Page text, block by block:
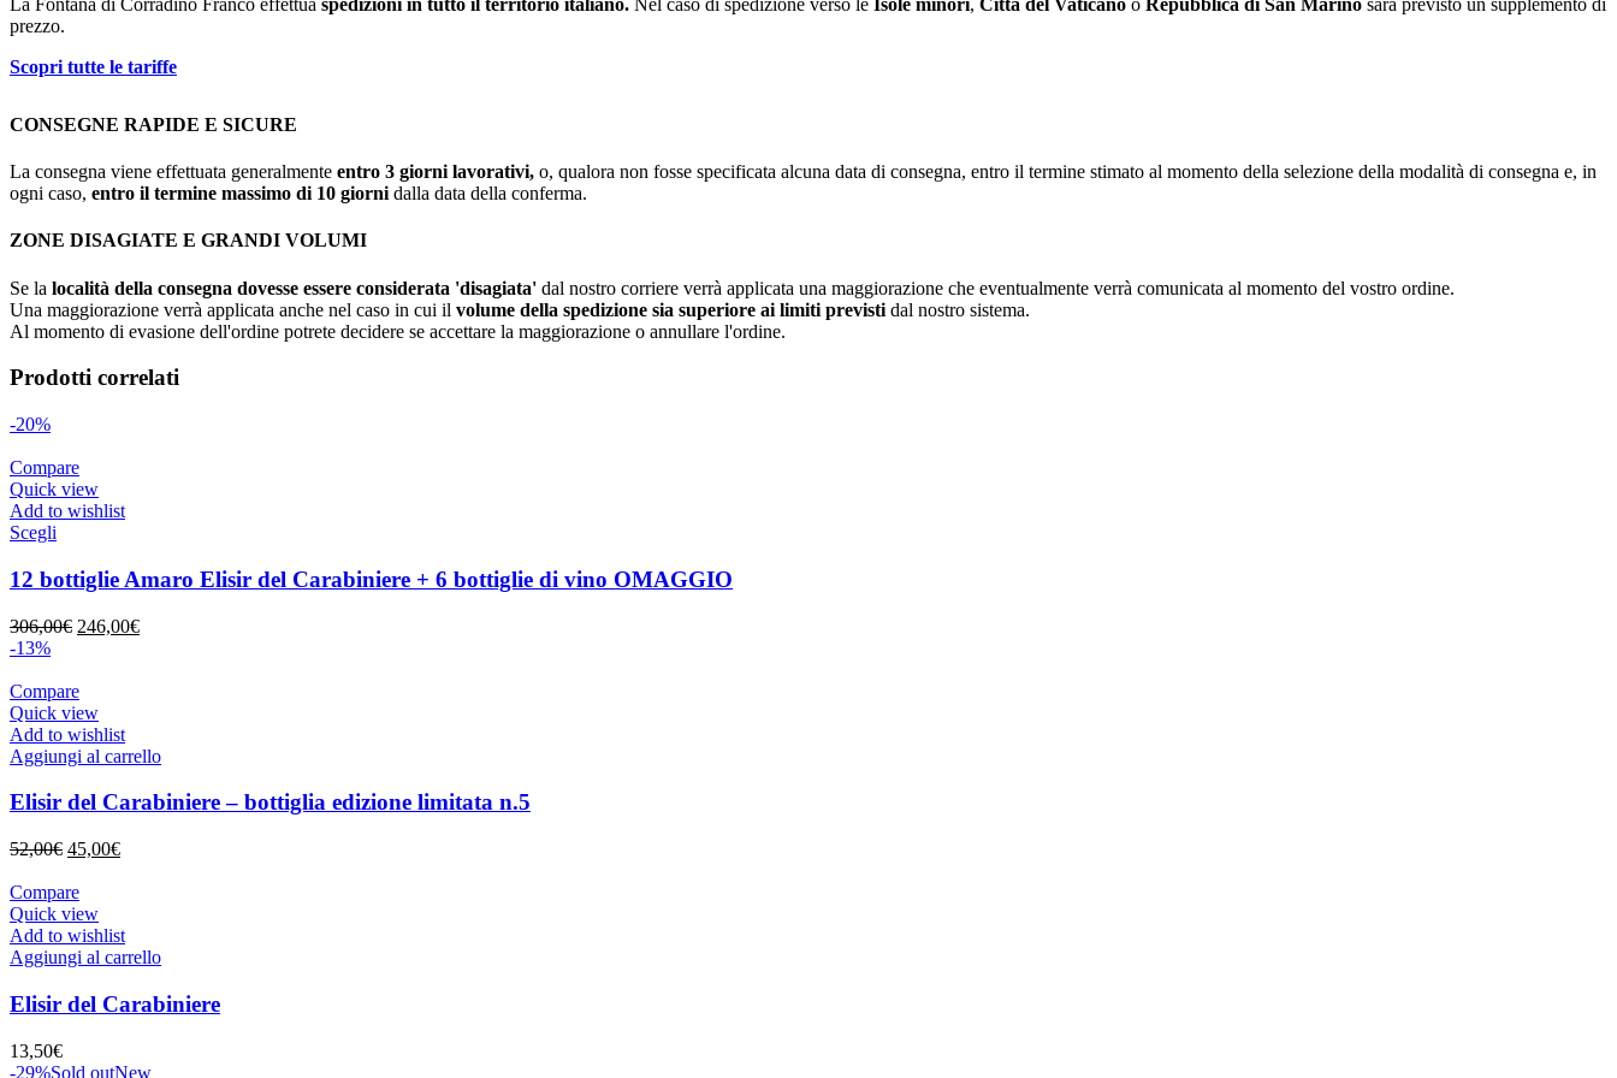
La Fontana di Corradino Franco effettua spedizioni in tutto il territorio italiano. Nel caso di spedizione verso le Isole minori, Città del Vaticano o Repubblica di San Marino sarà previsto un supplemento di
prezzo.
Scopri tutte le tariffe
CONSEGNE RAPIDE E SICURE
La consegna viene effettuata generalmente entro 3 giorni lavorativi, o, qualora non fosse specificata alcuna data di consegna, entro il termine stimato al momento della selezione della modalità di consegna e, in
ogni caso, entro il termine massimo di 10 giorni dalla data della conferma.
ZONE DISAGIATE E GRANDI VOLUMI
Se la località della consegna dovesse essere considerata 'disagiata' dal nostro corriere verrà applicata una maggiorazione che eventualmente verrà comunicata al momento del vostro ordine.
Una maggiorazione verrà applicata anche nel caso in cui il volume della spedizione sia superiore ai limiti previsti dal nostro sistema.
Al momento di evasione dell'ordine potrete decidere se accettare la maggiorazione o annullare l'ordine.
Prodotti correlati
-20%
Compare
Quick view
Add to wishlist
Scegli
12 bottiglie Amaro Elisir del Carabiniere + 6 bottiglie di vino OMAGGIO
306,00€ Il
era:
306,00€.
246,00€Il
-13%
Compare
Quick view
Add to wishlist
Aggiungi al carrello
Elisir del Carabiniere – bottiglia edizione limitata n.5
52,00€ Il
originale
era:
52,00€.
45,00€Il
45,00€.
Compare
Quick view
Add to wishlist
Aggiungi al carrello
Elisir del Carabiniere
13,50€
-29%Sold outNew